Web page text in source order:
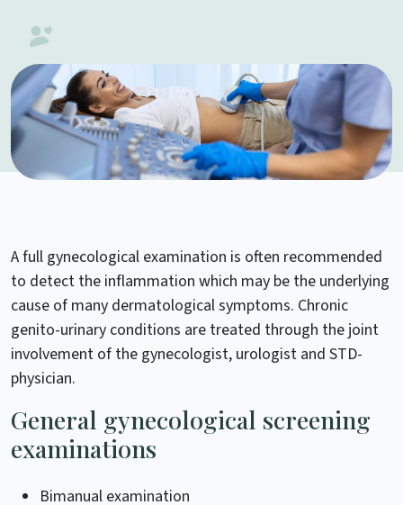
A full gynecological examination is often recommended
to detect the inflammation which may be the underlying
cause of many dermatological symptoms. Chronic
genito-urinary conditions are treated through the joint
involvement of the gynecologist, urologist and STD-
physician.
General gynecological screening
examinations
Bimanual examination